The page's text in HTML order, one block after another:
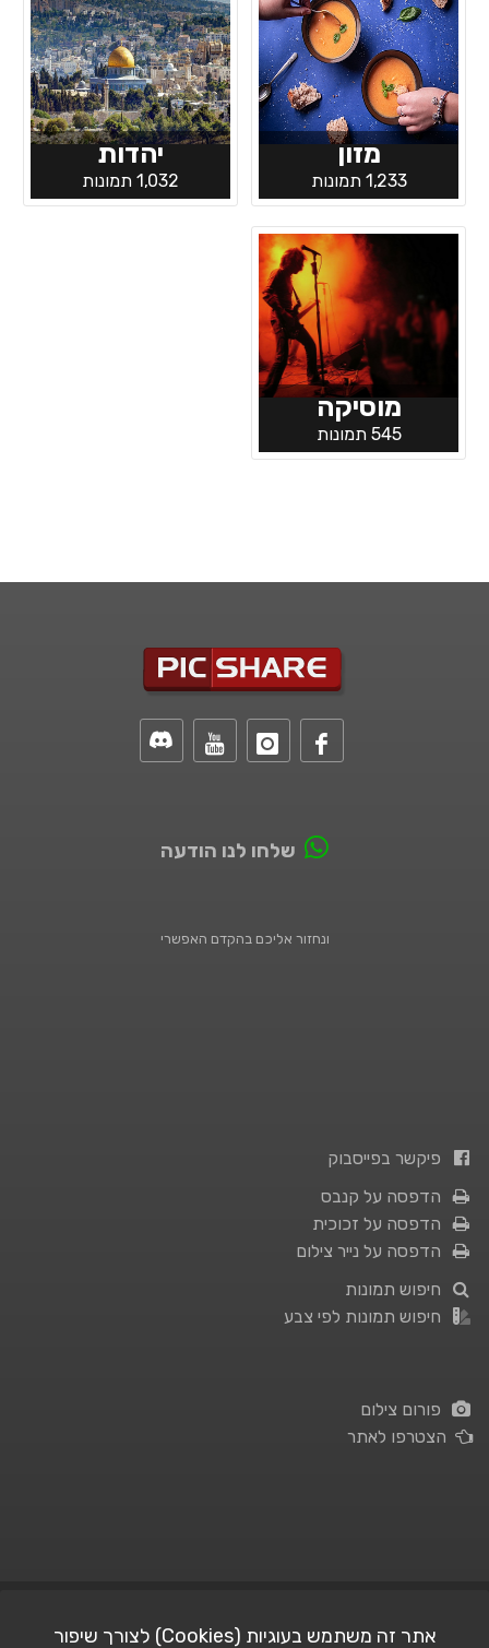
מזון
1,233 תמונות
יהדות
1,032 תמונות
מוסיקה
545 תמונות
שלחו לנו הודעה
ונחזור אליכם בהקדם האפשרי
פיקשר בפייסבוק
הדפסה על קנבס
הדפסה על זכוכית
הדפסה על נייר צילום
חיפוש תמונות
חיפוש תמונות לפי צבע
פורום צילום
הצטרפו לאתר
אתר זה משתמש בעוגיות (Cookies) לצורך שיפור